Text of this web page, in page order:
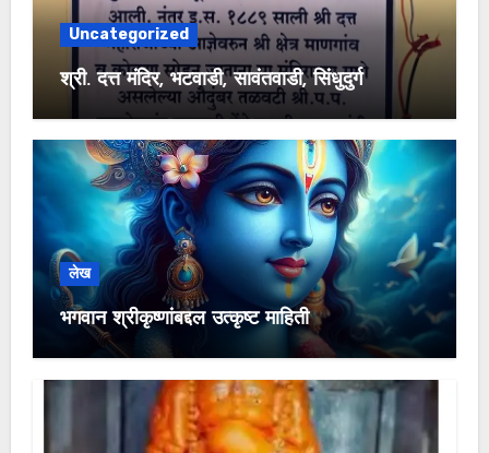
Uncategorized
श्री. दत्त मंदिर, भटवाडी, सावंतवाडी, सिंधुदुर्ग
लेख
भगवान श्रीकृष्णांबद्दल उत्कृष्ट माहिती